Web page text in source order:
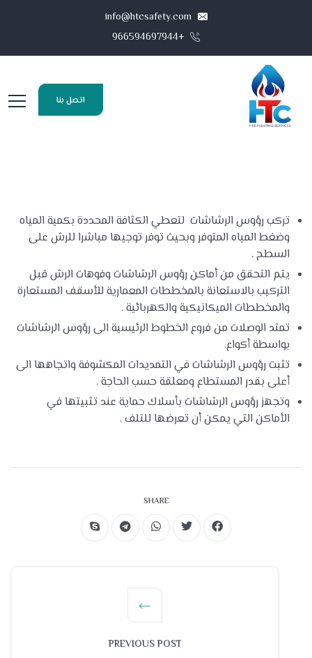
+966594697944
اتصل بنا
تركب رؤوس الرشاشات لتعطي الكثافة المحددة بكمية المياه
وضغط المياه المتوفر وبحيث توفر توجيها مباشرا للرش على
السطح .
يتم التحقق من أماكن رؤوس الرشاشات وفوهات الرش قبل
التركيب بالاستعانة بالمخططات المعمارية للأسقف المستعارة
والمخططات الميكانيكية والكهربائية .
تمتد الوصلات من فروع الخطوط الرئيسية الى رؤوس الرشاشات
بواسطة أكواع.
تثبت رؤوس الرشاشات في التمديدات المكشوفة واتجاهها الى
أعلى بقدر المستطاع ومعلقة حسب الحاجة .
وتجهز رؤوس الرشاشات بأسلاك حماية عند تثبيتها في
الأماكن التي يمكن أن تعرضها للتلف .
SHARE
PREVIOUS POST